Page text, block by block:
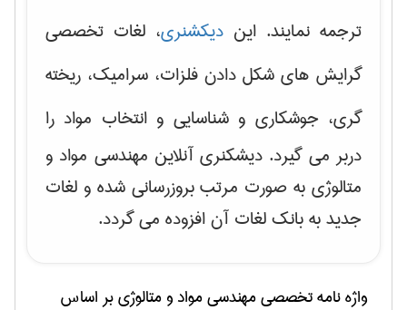
ترجمه نمایند. این دیکشنری، لغات تخصصی
گرایش های شکل دادن فلزات، سرامیک، ریخته
گری، جوشکاری و شناسایی و انتخاب مواد را
دربر می گیرد. دیشکنری آنلاین مهندسی مواد و
متالوژی به صورت مرتب بروزرسانی شده و لغات
جدید به بانک لغات آن افزوده می گردد.
واژه نامه تخصصیمهندسی مواد و متالوژیبر اساس